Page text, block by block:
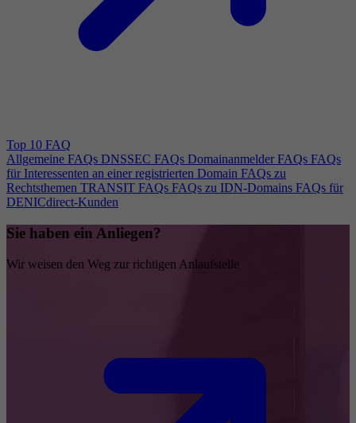
Top 10 FAQ
Allgemeine FAQs DNSSEC FAQs Domainanmelder FAQs FAQs
für Interessenten an einer registrierten Domain FAQs zu
Rechtsthemen TRANSIT FAQs FAQs zu IDN-Domains FAQs für
DENICdirect-Kunden
Sie haben ein Anliegen?
Wir weisen den Weg zur richtigen Anlaufstelle